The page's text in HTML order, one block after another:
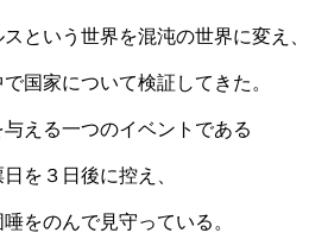
という世界を混沌の世界に変え、
国家について検証してきた。
える一つのイベントである
を３日後に控え、
をのんで見守っている。